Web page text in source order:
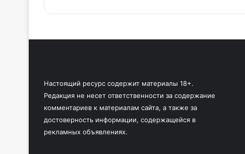
Настоящий ресурс содержит материалы 18+.
Редакция не несет ответственности за содержание
комментариев к материалам сайта, а также за
достоверность информации, содержащейся в
рекламных объявлениях.